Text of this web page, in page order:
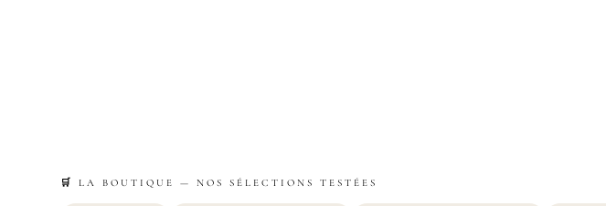
🛒 LA BOUTIQUE — NOS SÉLECTIONS TESTÉES